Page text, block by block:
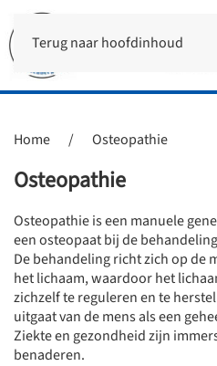
Terug naar hoofdinhoud
Home Osteopathie
Osteopathie
Osteopathie is een manuele
een osteopaat bij de
De behandeling richt zich op de
het lichaam, waardoor het
zichzelf te reguleren en te
uitgaat van de mens als een
Ziekte en gezondheid zijn
benaderen.